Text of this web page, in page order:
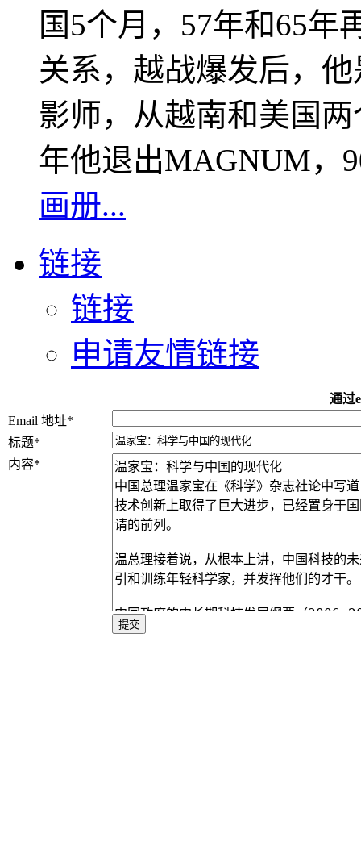
国5个月，57年和65年
关系，越战爆发后，
影师，从越南和美国
年他退出MAGNUM，
画册...
链接
链接
申请友情链接
通过
Email 地址*
标题*
内容*